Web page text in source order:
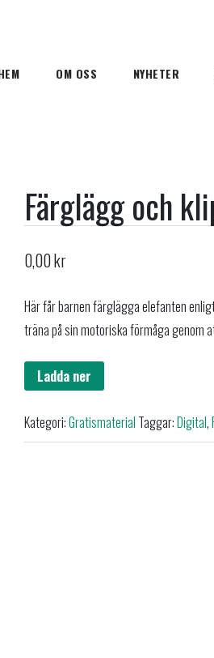
OM OSS NYHETER
Färglägg och
0,00kr
Här får barnen färglägga elefanten
träna på sin motoriska förmåga genom
Ladda ner
Kategori:Gratismaterial Taggar:Digital,